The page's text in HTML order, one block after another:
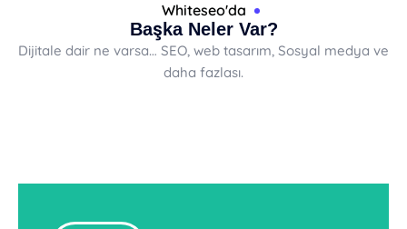
Whiteseo'da
Başka Neler Var?
Dijitale dair ne varsa… SEO, web tasarım, Sosyal medya ve
daha fazlası.